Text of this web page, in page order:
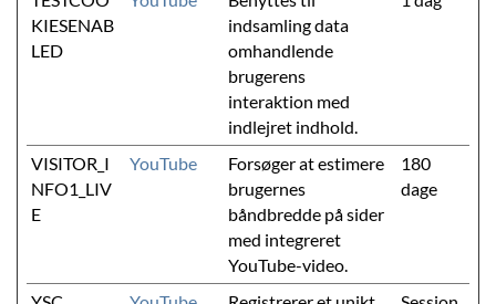
KIESENAB
LED
indsamling data
omhandlende
brugerens
interaktion med
indlejret indhold.
VISITOR_I
NFO1_LIV
E
YouTube
Forsøger at estimere
brugernes
båndbredde på sider
med integreret
YouTube-video.
180
dage